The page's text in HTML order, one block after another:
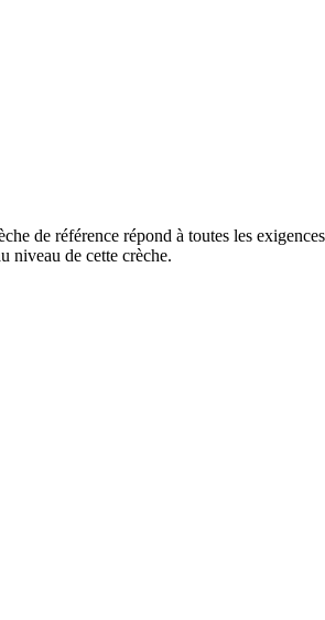
de référence répond à toutes les
niveau de cette crèche.